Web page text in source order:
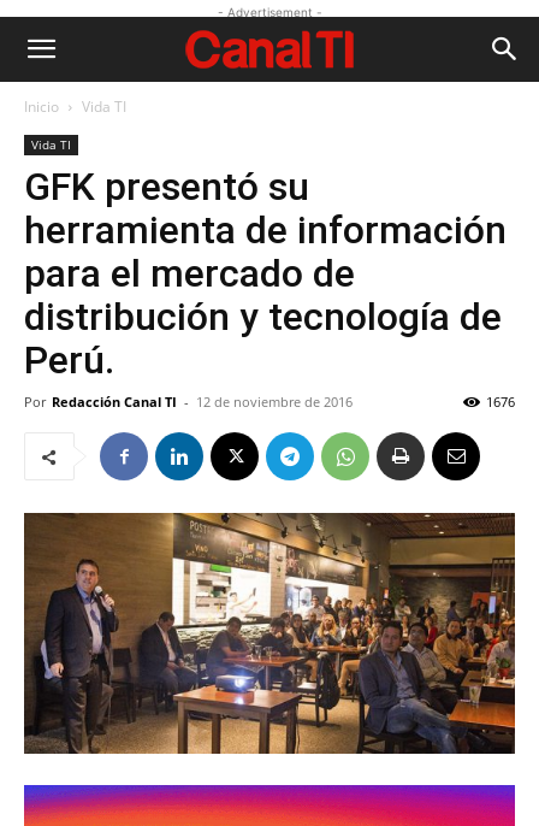
- Advertisement -
Inicio Vida TI
Vida TI
GFK presentó su
herramienta de información
para el mercado de
distribución y tecnología de
Perú.
Por Redacción Canal TI - 12 de noviembre de 2016 1676